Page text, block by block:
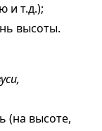
и т.д.);
высоты.
уси,
(на высоте,